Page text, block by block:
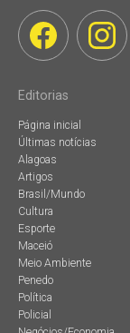
Editorias
Página inicial
Últimas notícias
Alagoas
Artigos
Brasil/Mundo
Cultura
Esporte
Maceió
Meio Ambiente
Penedo
Política
Policial